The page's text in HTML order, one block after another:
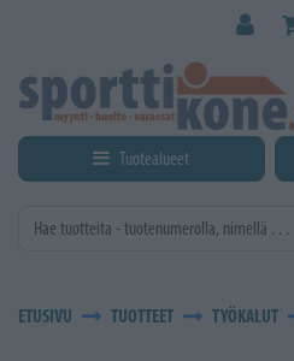
Tuotealueet
ETUSIVU TUOTTEET TYÖKALUT